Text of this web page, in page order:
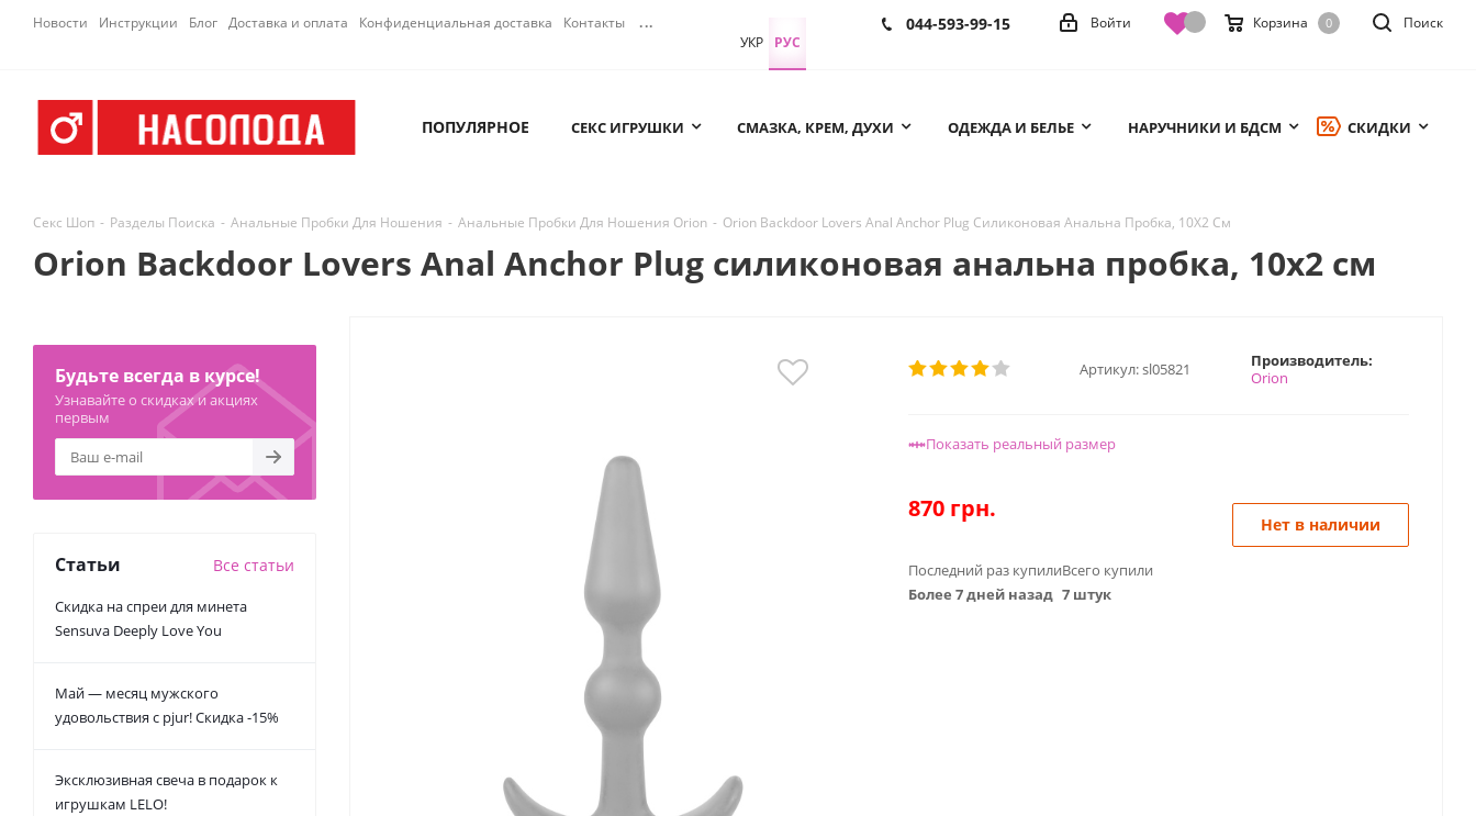
Новости Инструкции Блог Доставка и оплата Конфиденциальная доставка Контакты ... Поиск
Корзина 0
Войти
044-593-99-15
УКР РУС
ПОПУЛЯРНОЕ СЕКС ИГРУШКИ СМАЗКА, КРЕМ, ДУХИ ОДЕЖДА И БЕЛЬЕ НАРУЧНИКИ И БДСМ СКИДКИ
Секс Шоп - Разделы Поиска - Анальные Пробки Для Ношения - Анальные Пробки Для Ношения Orion - Orion Backdoor Lovers Anal Anchor Plug Силиконовая Анальна Пробка, 10Х2 См
Orion Backdoor Lovers Anal Anchor Plug силиконовая анальна пробка, 10х2 см
Артикул:sl05821
Производитель:
Orion
Показать реальный размер
870 грн.
Нет в наличии
Последний раз купили
Более 7 дней назад
Всего купили
7 штук
Будьте всегда в курсе!
Узнавайте о скидках и акциях
первым
Статьи Все статьи
Скидка на спреи для минета
Sensuva Deeply Love You
Май — месяц мужского
удовольствия с pjur! Скидка -15%
Эксклюзивная свеча в подарок к
игрушкам LELO!